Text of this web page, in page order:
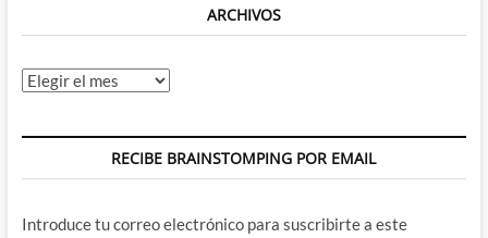
ARCHIVOS
Archivos
RECIBE BRAINSTOMPING POR EMAIL
Introduce tu correo electrónico para suscribirte a este